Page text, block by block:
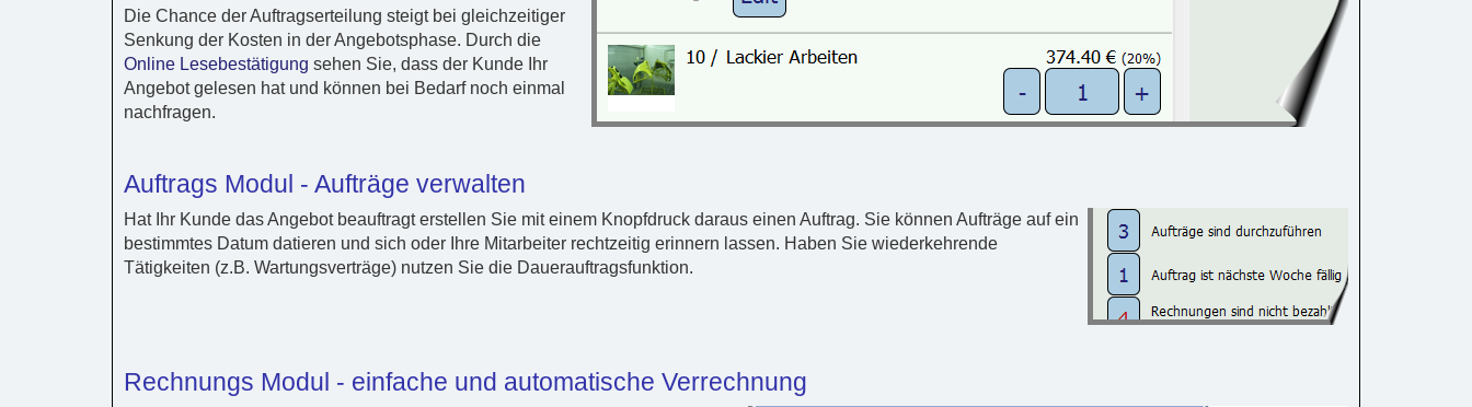
Die Chance der Auftragserteilung steigt bei gleichzeitiger
Senkung der Kosten in der Angebotsphase. Durch die
Online Lesebestätigung sehen Sie, dass der Kunde Ihr
Angebot gelesen hat und können bei Bedarf noch einmal
nachfragen.
Auftrags Modul - Aufträge verwalten
Hat Ihr Kunde das Angebot beauftragt erstellen Sie mit einem Knopfdruck daraus einen Auftrag. Sie können Aufträge auf ein
bestimmtes Datum datieren und sich oder Ihre Mitarbeiter rechtzeitig erinnern lassen. Haben Sie wiederkehrende
Tätigkeiten (z.B. Wartungsverträge) nutzen Sie die Dauerauftragsfunktion.
Rechnungs Modul - einfache und automatische Verrechnung